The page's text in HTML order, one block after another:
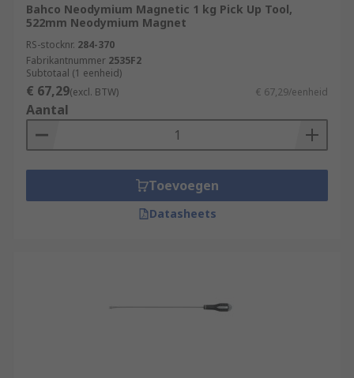
Bahco Neodymium Magnetic 1 kg Pick Up Tool,
522mm Neodymium Magnet
RS-stocknr. 284-370
Fabrikantnummer 2535F2
Subtotaal (1 eenheid)
€ 67,29(excl. BTW) € 67,29/eenheid
Aantal
Toevoegen
Datasheets